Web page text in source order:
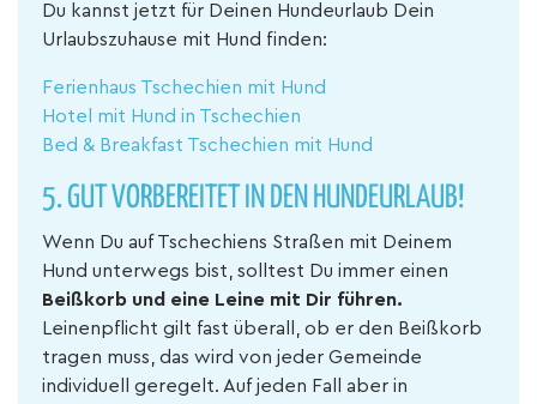
Du kannst jetzt für Deinen Hundeurlaub Dein
Urlaubszuhause mit Hund finden:
Ferienhaus Tschechien mit Hund
Hotel mit Hund in Tschechien
Bed & Breakfast Tschechien mit Hund
5. GUT VORBEREITET IN DEN HUNDEURLAUB!
Wenn Du auf Tschechiens Straßen mit Deinem
Hund unterwegs bist, solltest Du immer einen
Beißkorb und eine Leine mit Dir führen.
Leinenpflicht gilt fast überall, ob er den Beißkorb
tragen muss, das wird von jeder Gemeinde
individuell geregelt. Auf jeden Fall aber in